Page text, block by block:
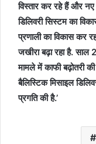
विस्तार कर रहे हैं और
डिलिवरी सिस्टम का
प्रणाली का विकास कर
जखीरा बढ़ा रहा है. साल
मामले में काफी बढ़ोतरी
बैलिस्टिक मिसाइल
प्रगति की है.’